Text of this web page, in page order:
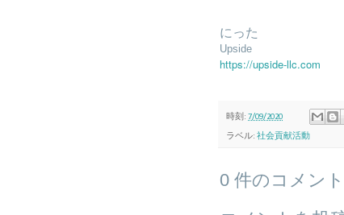
にった
Upside
https://upside-llc.com
時刻: 7/09/2020
ラベル: 社会貢献活動
0 件のコメン